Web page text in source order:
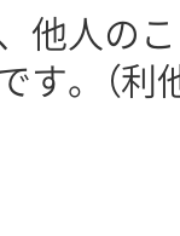
他人の
す。（利